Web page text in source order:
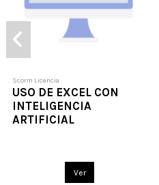
Scorm Licencia
USO DE EXCEL CON
INTELIGENCIA
ARTIFICIAL
Ver